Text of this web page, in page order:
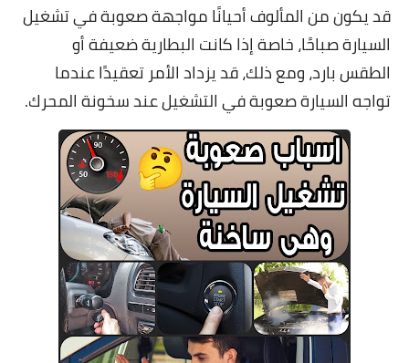
قد يكون من المألوف أحيانًا مواجهة صعوبة في تشغيل
السيارة صباحًا، خاصة إذا كانت البطارية ضعيفة أو
الطقس بارد، ومع ذلك، قد يزداد الأمر تعقيدًا عندما
تواجه السيارة صعوبة في التشغيل عند سخونة المحرك.